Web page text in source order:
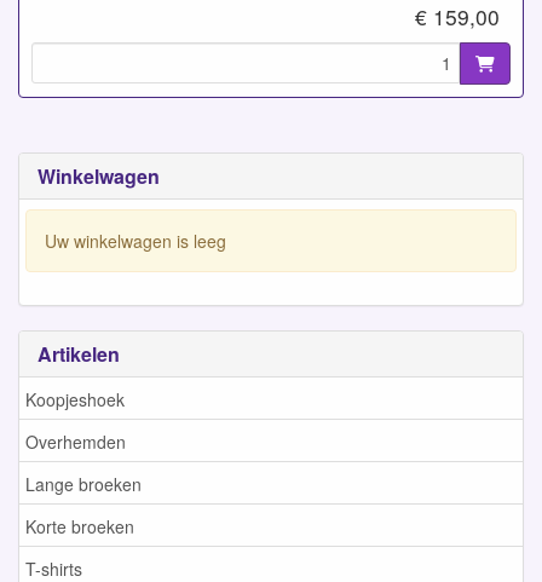
Winkelwagen
Uw winkelwagen is leeg
Artikelen
Koopjeshoek
Overhemden
Lange broeken
Korte broeken
T-shirts
€ 159,00